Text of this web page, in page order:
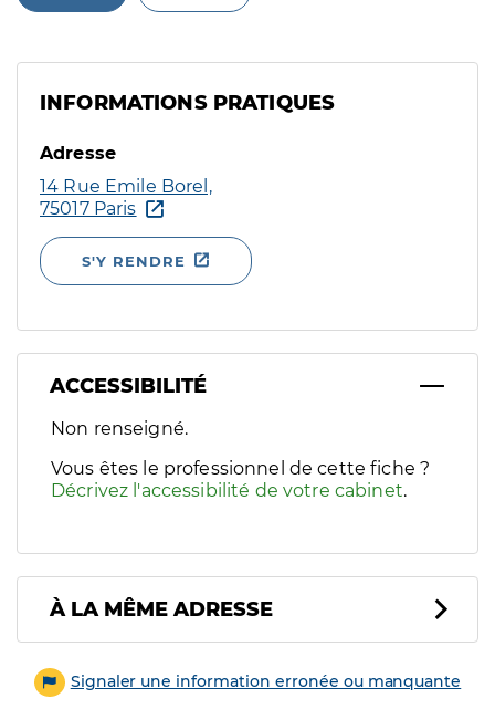
INFORMATIONS PRATIQUES
Adresse
14 Rue Emile Borel,
75017 Paris
S'Y RENDRE
ACCESSIBILITÉ
Filtres
Sélectionnez un ou plusieurs handicaps/besoins
Non renseigné.
Vous êtes le professionnel de cette fiche ?
Décrivez l'accessibilité de votre cabinet.
À LA MÊME ADRESSE
Signaler une information erronée ou manquante